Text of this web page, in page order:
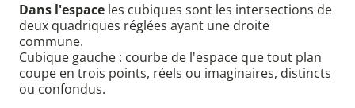
Dans l'espace les cubiques sont les intersections de
deux quadriques réglées ayant une droite
commune.
Cubique gauche : courbe de l'espace que tout plan
coupe en trois points, réels ou imaginaires, distincts
ou confondus.